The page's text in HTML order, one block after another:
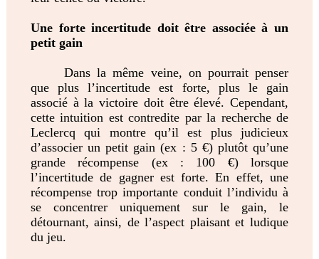
Une forte incertitude doit être associée à un
petit gain
Dans la même veine, on pourrait penser
que plus l’incertitude est forte, plus le gain
associé à la victoire doit être élevé. Cependant,
cette intuition est contredite par la recherche de
Leclercq qui montre qu’il est plus judicieux
d’associer un petit gain (ex : 5 €) plutôt qu’une
grande récompense (ex : 100 €) lorsque
l’incertitude de gagner est forte. En effet, une
récompense trop importante conduit l’individu à
se concentrer uniquement sur le gain, le
détournant, ainsi, de l’aspect plaisant et ludique
du jeu.